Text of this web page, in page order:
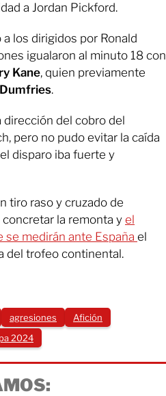
a Jordan Pickford.
los dirigidos por Ronald
igualaron al minuto 18 con
Kane, quien previamente
.
dirección del cobro del
pero no pudo evitar la caída
disparo iba fuerte y
tiro raso y cruzado de
la remonta y el
medirán ante España el
del trofeo continental.
agresiones
Afición
2024